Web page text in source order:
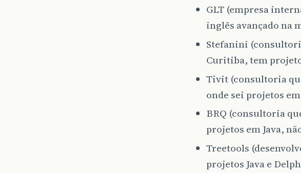
GLT (empresa
inglês avançado na
Stefanini
Curitiba, tem
Tivit (consultoria
onde sei projetos em
BRQ (consultoria
projetos em Java,
Treetools
projetos Java e